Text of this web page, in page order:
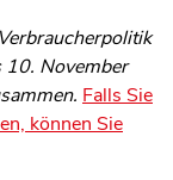
10. November
Falls Sie
können Sie